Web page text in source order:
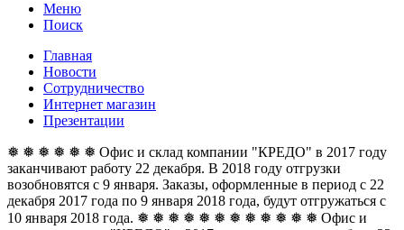
Меню
Поиск
Главная
Новости
Сотрудничество
Интернет магазин
Презентации
❅ ❅ ❅ ❅ ❅ ❅ Офис и склад компании "КРЕДО" в 2017 году
заканчивают работу 22 декабря. В 2018 году отгрузки
возобновятся с 9 января. Заказы, оформленные в период с 22
декабря 2017 года по 9 января 2018 года, будут отгружаться с
10 января 2018 года. ❅ ❅ ❅ ❅ ❅ ❅ ❅ ❅ ❅ ❅ ❅ ❅ Офис и